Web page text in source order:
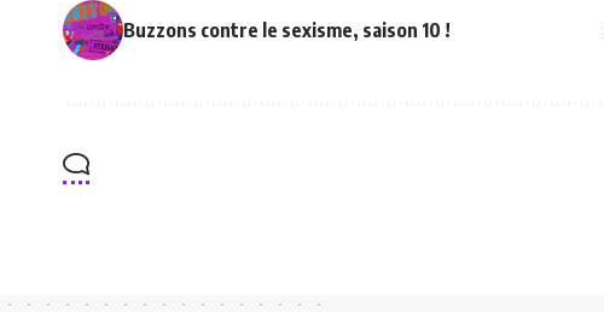
Buzzons contre le sexisme, saison 10 !